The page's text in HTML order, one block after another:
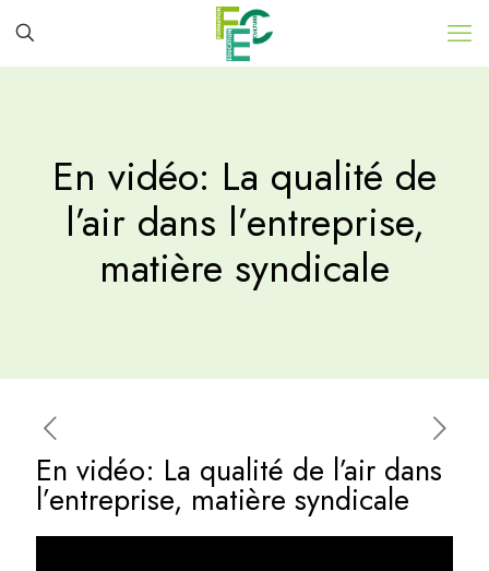
En vidéo: La qualité de
l’air dans l’entreprise,
matière syndicale
En vidéo: La qualité de l’air dans
l’entreprise, matière syndicale